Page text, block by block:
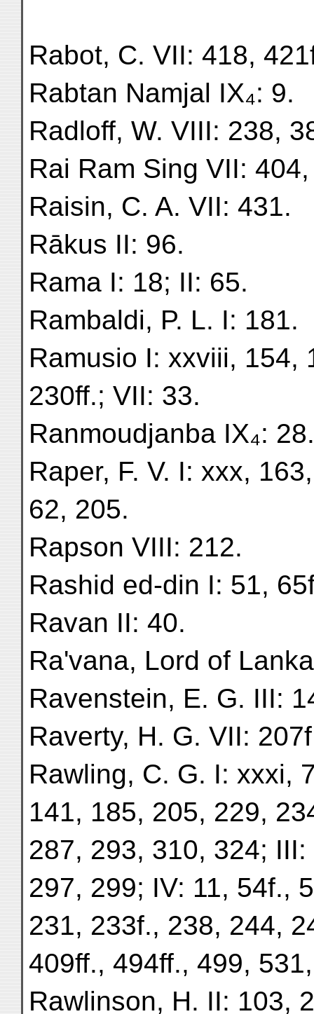
Rabot, C. VII: 418,
Rabtan Namjal IX₄: 9.
Radloff, W. VIII: 238,
Rai Ram Sing VII:
Raisin, C. A. VII: 431.
Rākus II: 96.
Rama I: 18; II: 65.
Rambaldi, P. L. I: 181.
Ramusio I: xxviii, 154,
230ff.; VII: 33.
Ranmoudjanba IX₄: 28.
Raper, F. V. I: xxx,
62, 205.
Rapson VIII: 212.
Rashid ed-din I: 51,
Ravan II: 40.
Ra'vana, Lord of
Ravenstein, E. G. III:
Raverty, H. G. VII:
Rawling, C. G. I: xxxi,
141, 185, 205, 229,
287, 293, 310, 324;
297, 299; IV: 11, 54f.,
231, 233f., 238, 244,
409ff., 494ff., 499,
Rawlinson, H. II: 103,